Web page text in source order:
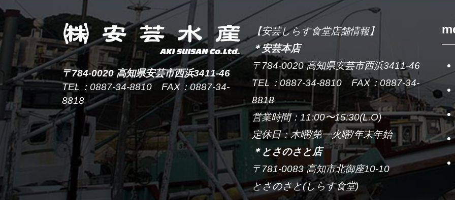
〒784-0020 高知県安芸市西浜3411-46
TEL：0887-34-8810 FAX：0887-34-
8818
【安芸しらす食堂店舗情報】
＊安芸本店
〒784-0020 高知県安芸市西浜3411-46
TEL：0887-34-8810 FAX：0887-34-
8818
営業時間：11:00〜15:30(L.O)
定休日：木曜/第一火曜/年末年始
＊とさのさと店
〒781-0083 高知市北御座10-10
とさのさと(しらす食堂)